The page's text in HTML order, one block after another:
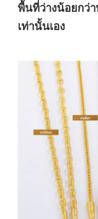
พื้นที่ว่างน้อยกว่า
เท่านั้นเอง